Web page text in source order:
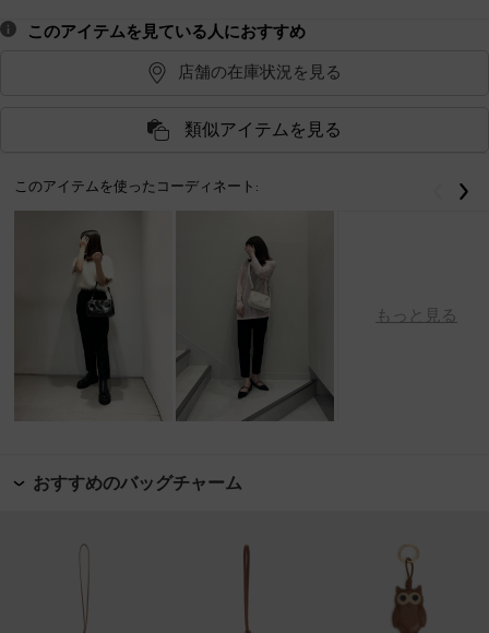
このアイテムを見ている人におすすめ
店舗の在庫状況を見る
類似アイテムを見る
このアイテムを使ったコーディネート:
もっと見る
戻る
おすすめのバッグチャーム